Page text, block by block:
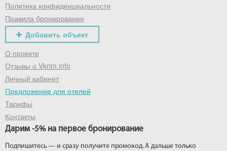
Политика конфиденциальности
Правила бронирования
Добавить объект
О проекте
Отзывы о Vkrim.info
Личный кабинет
Предложение для отелей
Тарифы
Контакты
Дарим -5% на первое бронирование
Подпишитесь — и сразу получите промокод. А дальше только